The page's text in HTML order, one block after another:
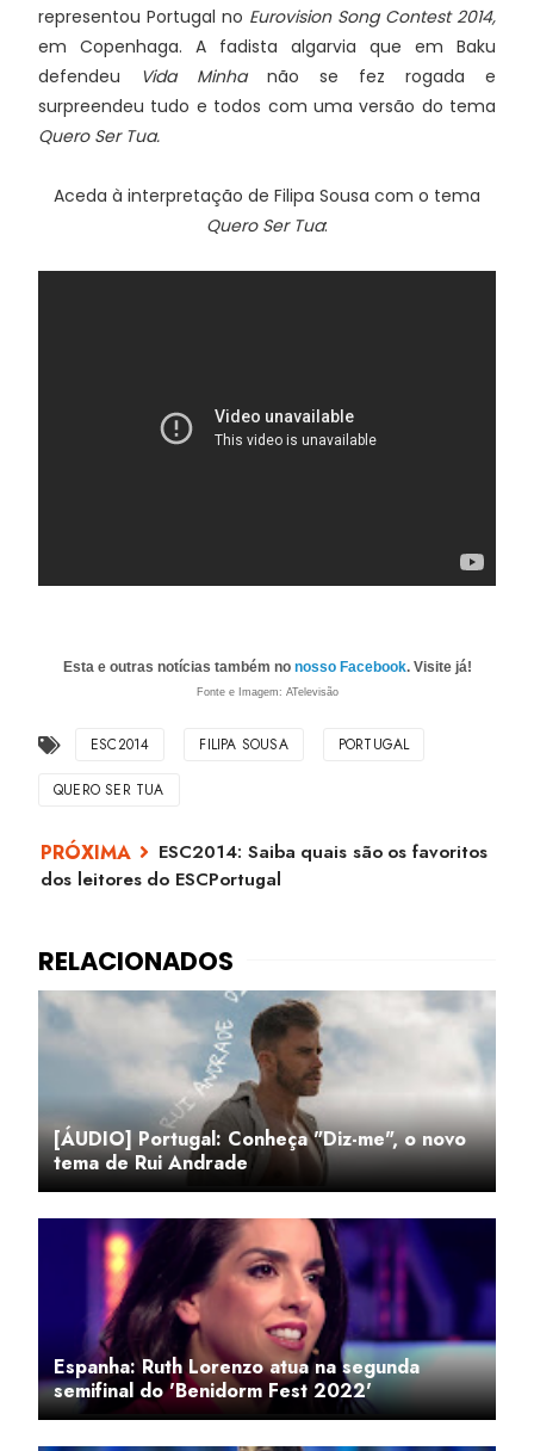
representou Portugal no Eurovision Song Contest 2014,
em Copenhaga. A fadista algarvia que em Baku
defendeu Vida Minhanão se fez rogada e
surpreendeu tudo e todos com uma versão do tema
Quero Ser Tua.
Aceda à interpretação de Filipa Sousa com o tema
Quero Ser Tua:
Esta e outras notícias também no nosso Facebook. Visite já!
Fonte e Imagem: ATelevisão
ESC2014 FILIPA SOUSA PORTUGAL
QUERO SER TUA
ESC2014: Saiba quais são os favoritos
dos leitores do ESCPortugal
[ÁUDIO] Portugal: Conheça "Diz-me", o novo
tema de Rui Andrade
Espanha: Ruth Lorenzo atua na segunda
semifinal do 'Benidorm Fest 2022'